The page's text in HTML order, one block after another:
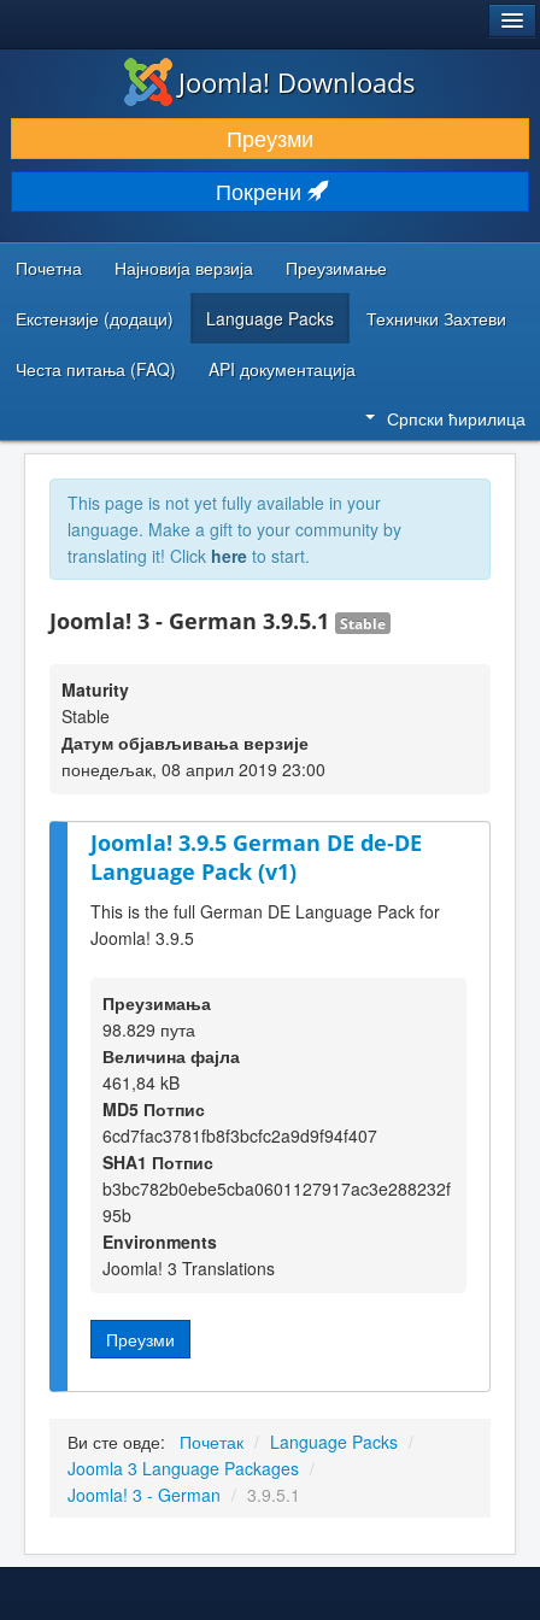
ПРЕУЗИМАЊЕ И ПРОШИРЕЊА (ЕКСТЕНЗИЈЕ)
ОТКРИЈТЕ И НАУЧИТЕ
ЗАЈЕДНИЦА И ПОДРШКА
РЕСУРСИ ЗА РАЗВОЈ
Joomla! Downloads
Преузми
Покрени
Почетна Најновија верзија Преузимање
Екстензије (додаци) Language Packs Технички Захтеви
Честа питања (FAQ) API документација
Српски ћирилица
This page is not yet fully available in your
language. Make a gift to your community by
translating it! Click here to start.
Joomla! 3 - German 3.9.5.1 Stable
Maturity
Stable
Датум објављивања верзије
понедељак, 08 април 2019 23:00
Joomla! 3.9.5 German DE de-DE
Language Pack (v1)
This is the full German DE Language Pack for
Joomla! 3.9.5
Преузимања
98.829 пута
Величина фајла
461,84 kB
MD5 Потпис
6cd7fac3781fb8f3bcfc2a9d9f94f407
SHA1 Потпис
b3bc782b0ebe5cba0601127917ac3e288232f
95b
Environments
Joomla! 3 Translations
Преузми
Ви сте овде: Почетак / Language Packs /
Joomla 3 Language Packages /
Joomla! 3 - German / 3.9.5.1